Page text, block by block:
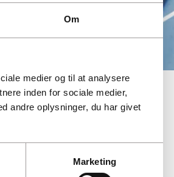
Om
medier og til at analysere
inden for sociale medier,
andre oplysninger, du har givet
Marketing
with bookkeeping laws.